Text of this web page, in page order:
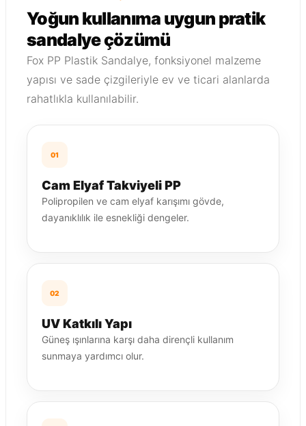
Yoğun kullanıma uygun pratik
sandalye çözümü
Fox PP Plastik Sandalye, fonksiyonel malzeme
yapısı ve sade çizgileriyle ev ve ticari alanlarda
rahatlıkla kullanılabilir.
01
Cam Elyaf Takviyeli PP
Polipropilen ve cam elyaf karışımı gövde,
dayanıklılık ile esnekliği dengeler.
02
UV Katkılı Yapı
Güneş ışınlarına karşı daha dirençli kullanım
sunmaya yardımcı olur.